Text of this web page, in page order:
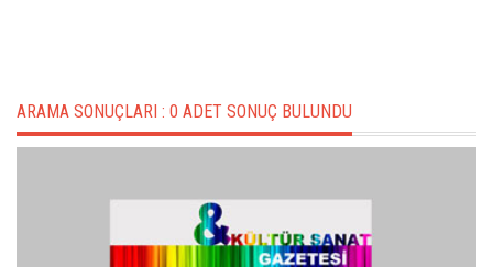
ARAMA SONUÇLARI : 0 ADET SONUÇ BULUNDU